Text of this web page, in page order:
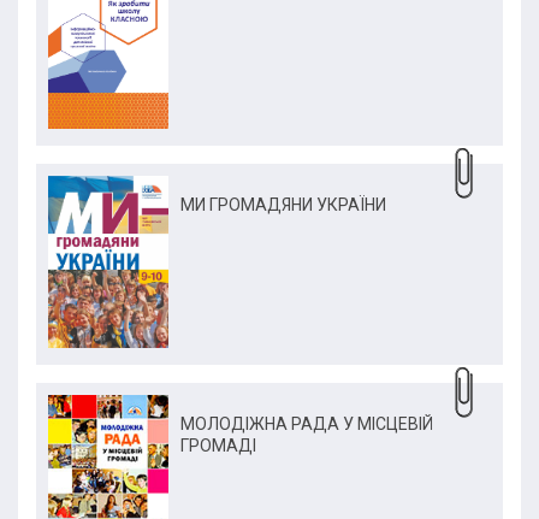
МИ ГРОМАДЯНИ УКРАЇНИ
МОЛОДІЖНА РАДА У МІСЦЕВІЙ
ГРОМАДІ